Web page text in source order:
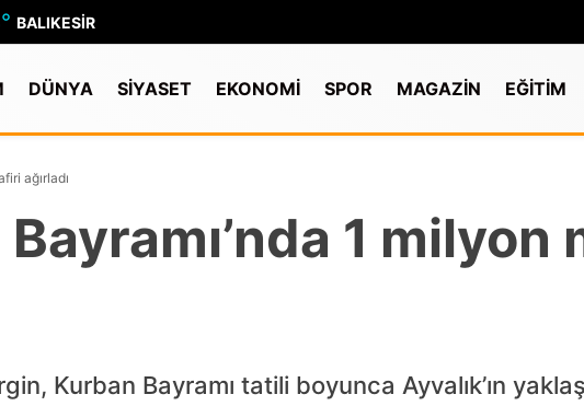
° BALIKESIR
DÜNYA SİYASET EKONOMİ SPOR MAGAZİN EĞİTİM
ağırladı
1
Kurban Bayramı tatili boyunca Ayvalık’ın